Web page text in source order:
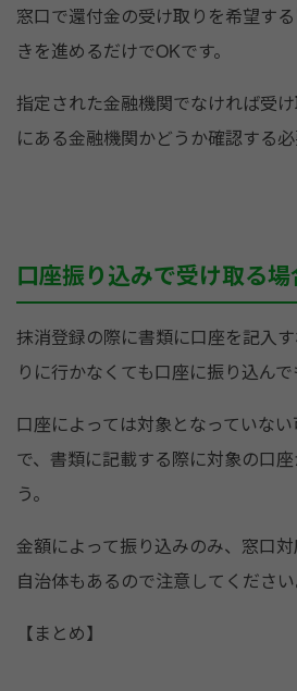
窓口で還付金の受け取りを希望す
きを進めるだけでOKです。
指定された金融機関でなければ受
にある金融機関かどうか確認する必
口座振り込みで受け取る場
抹消登録の際に書類に口座を記入
りに行かなくても口座に振り込んで
口座によっては対象となっていな
で、書類に記載する際に対象の口
う。
金額によって振り込みのみ、窓口
自治体もあるので注意してください
【まとめ】